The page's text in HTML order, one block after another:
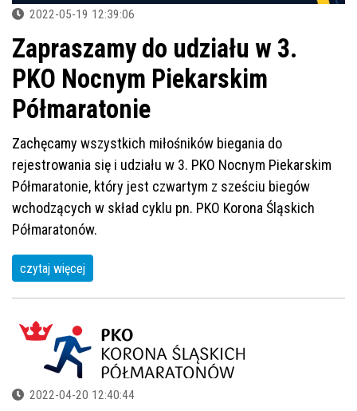
2022-05-19 12:39:06
Zapraszamy do udziału w 3.
PKO Nocnym Piekarskim
Półmaratonie
Zachęcamy wszystkich miłośników biegania do
rejestrowania się i udziału w 3. PKO Nocnym Piekarskim
Półmaratonie, który jest czwartym z sześciu biegów
wchodzących w skład cyklu pn. PKO Korona Śląskich
Półmaratonów.
czytaj więcej
2022-04-20 12:40:44